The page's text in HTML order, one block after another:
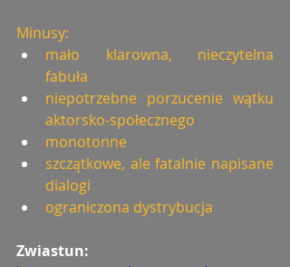
Minusy:
mało klarowna, nieczytelna
fabuła
niepotrzebne porzucenie wątku
aktorsko-społecznego
monotonne
szczątkowe, ale fatalnie napisane
dialogi
ograniczona dystrybucja
Zwiastun: